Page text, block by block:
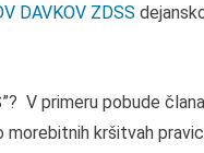
DAVKOV ZDSS
V primeru pobude
kršitvah